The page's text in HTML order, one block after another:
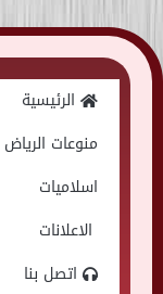
Skip
to
الرئيسية
منوعات الرياض
اسلاميات
الاعلانات
اتصل بنا